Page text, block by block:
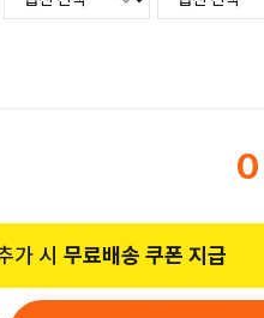
0
가 시 무료배송 쿠폰 지급